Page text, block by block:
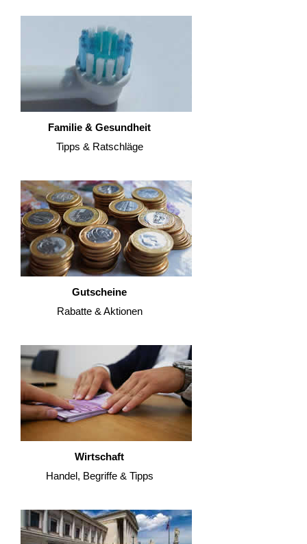
Familie & Gesundheit
Tipps & Ratschläge
Gutscheine
Rabatte & Aktionen
Wirtschaft
Handel, Begriffe & Tipps